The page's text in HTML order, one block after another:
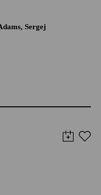
Sergej